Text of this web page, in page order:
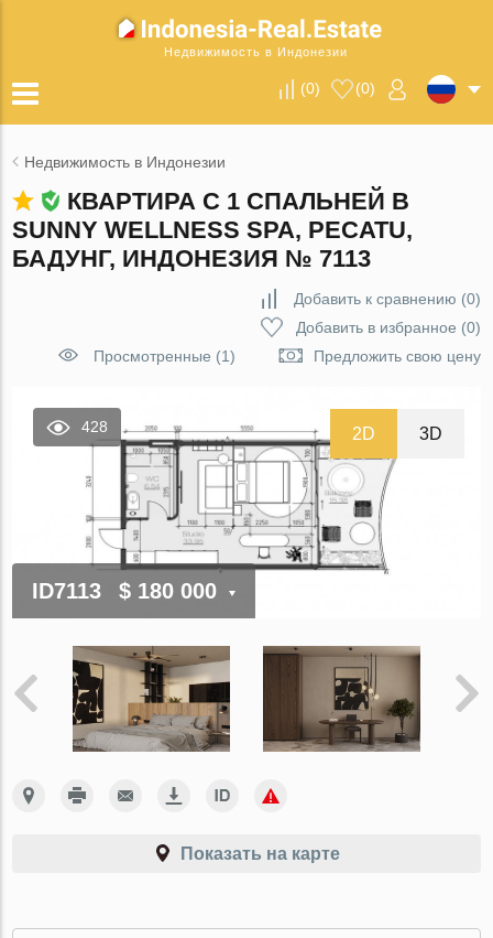
Недвижимость в Индонезии
(0) (0)
Недвижимость в Индонезии
КВАРТИРА С 1 СПАЛЬНЕЙ В
SUNNY WELLNESS SPA, PECATU,
БАДУНГ, ИНДОНЕЗИЯ № 7113
Добавить к сравнению (0)
Добавить в избранное (0)
Просмотренные (1)
Предложить свою цену
428 2D 3D
ID7113 $ 180 000
Показать на карте